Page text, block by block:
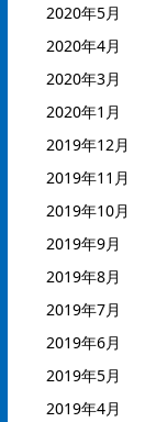
2020年5月
2020年4月
2020年3月
2020年1月
2019年12月
2019年11月
2019年10月
2019年9月
2019年8月
2019年7月
2019年6月
2019年5月
2019年4月